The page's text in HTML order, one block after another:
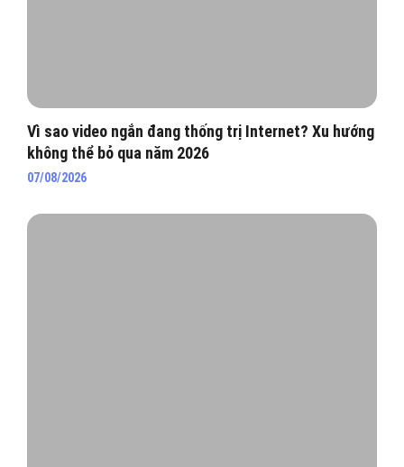
Vì sao video ngắn đang thống trị Internet? Xu hướng
không thể bỏ qua năm 2026
07/08/2026